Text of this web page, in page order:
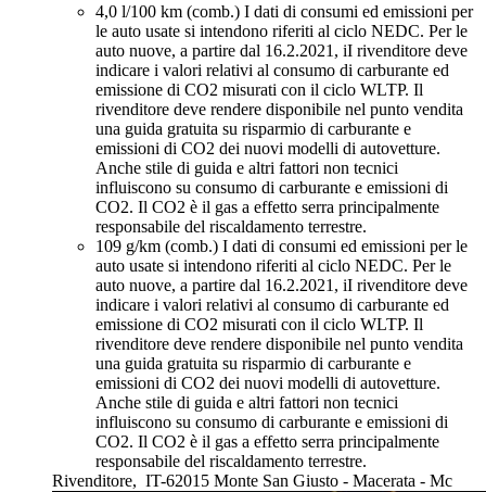
4,0 l/100 km (comb.) I dati di consumi ed emissioni per
le auto usate si intendono riferiti al ciclo NEDC. Per le
auto nuove, a partire dal 16.2.2021, iI rivenditore deve
indicare i valori relativi al consumo di carburante ed
emissione di CO2 misurati con il ciclo WLTP. Il
rivenditore deve rendere disponibile nel punto vendita
una guida gratuita su risparmio di carburante e
emissioni di CO2 dei nuovi modelli di autovetture.
Anche stile di guida e altri fattori non tecnici
influiscono su consumo di carburante e emissioni di
CO2. Il CO2 è il gas a effetto serra principalmente
responsabile del riscaldamento terrestre.
109 g/km (comb.) I dati di consumi ed emissioni per le
auto usate si intendono riferiti al ciclo NEDC. Per le
auto nuove, a partire dal 16.2.2021, iI rivenditore deve
indicare i valori relativi al consumo di carburante ed
emissione di CO2 misurati con il ciclo WLTP. Il
rivenditore deve rendere disponibile nel punto vendita
una guida gratuita su risparmio di carburante e
emissioni di CO2 dei nuovi modelli di autovetture.
Anche stile di guida e altri fattori non tecnici
influiscono su consumo di carburante e emissioni di
CO2. Il CO2 è il gas a effetto serra principalmente
responsabile del riscaldamento terrestre.
Rivenditore, IT-62015 Monte San Giusto - Macerata - Mc